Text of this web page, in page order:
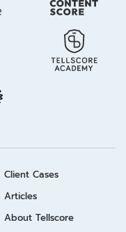
Client Cases
Articles
About Tellscore